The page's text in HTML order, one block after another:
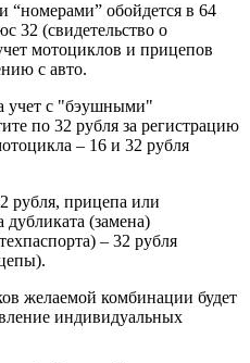
обойдется в 64
32 (свидетельство о
мотоциклов и прицепов
с авто.
учет с "бэушными"
по 32 рубля за регистрацию
– 16 и 32 рубля
рубля, прицепа или
(замена)
– 32 рубля
желаемой комбинации будет
индивидуальных